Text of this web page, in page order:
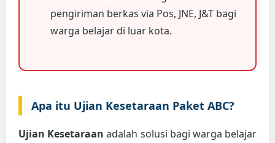
pengiriman berkas via Pos, JNE, J&T bagi
warga belajar di luar kota.
Apa itu Ujian Kesetaraan Paket ABC?
Ujian Kesetaraan adalah solusi bagi warga belajar